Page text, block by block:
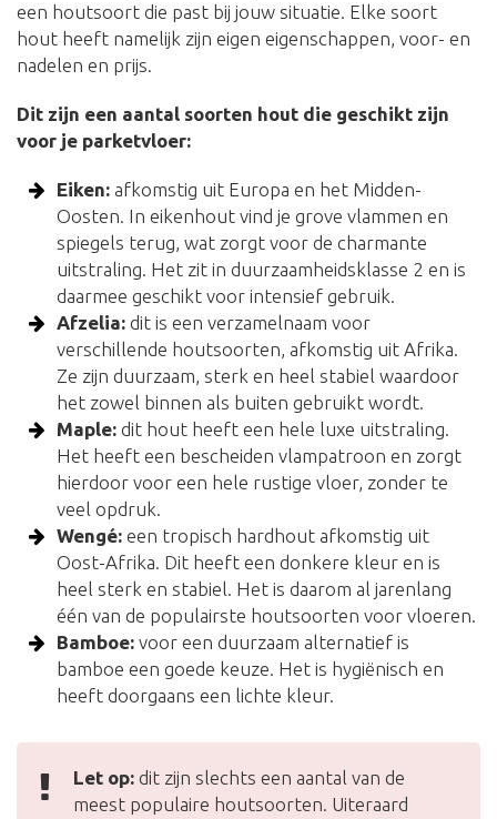
een houtsoort die past bij jouw situatie. Elke soort
hout heeft namelijk zijn eigen eigenschappen, voor- en
nadelen en prijs.
Dit zijn een aantal soorten hout die geschikt zijn
voor je parketvloer:
Eiken: afkomstig uit Europa en het Midden-
Oosten. In eikenhout vind je grove vlammen en
spiegels terug, wat zorgt voor de charmante
uitstraling. Het zit in duurzaamheidsklasse 2 en is
daarmee geschikt voor intensief gebruik.
Afzelia: dit is een verzamelnaam voor
verschillende houtsoorten, afkomstig uit Afrika.
Ze zijn duurzaam, sterk en heel stabiel waardoor
het zowel binnen als buiten gebruikt wordt.
Maple: dit hout heeft een hele luxe uitstraling.
Het heeft een bescheiden vlampatroon en zorgt
hierdoor voor een hele rustige vloer, zonder te
veel opdruk.
Wengé: een tropisch hardhout afkomstig uit
Oost-Afrika. Dit heeft een donkere kleur en is
heel sterk en stabiel. Het is daarom al jarenlang
één van de populairste houtsoorten voor vloeren.
Bamboe: voor een duurzaam alternatief is
bamboe een goede keuze. Het is hygiënisch en
heeft doorgaans een lichte kleur.
Let op: dit zijn slechts een aantal van de
meest populaire houtsoorten. Uiteraard